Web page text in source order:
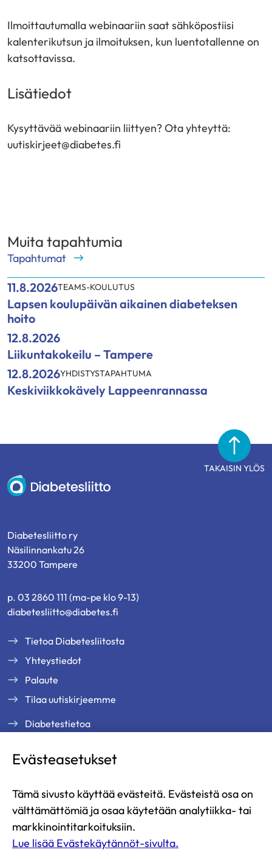
Ilmoittautumalla webinaariin saat sähköpostiisi
kalenterikutsun ja ilmoituksen, kun luentotallenne on
katsottavissa.
Lisätiedot
Kysyttävää webinaariin liittyen? Ota yhteyttä:
uutiskirjeet@diabetes.fi
Muita tapahtumia
Tapahtumat
11.8.2026TEAMS-KOULUTUS
Lapsen koulupäivän aikainen diabeteksen
hoito
12.8.2026
Liikuntakokeilu – Tampere
12.8.2026YHDISTYSTAPAHTUMA
Keskiviikkokävely Lappeenrannassa
TAKAISIN YLÖS
Diabetesliitto
Diabetesliitto ry
Näsilinnankatu 26
33200 Tampere
p. 03 2860 111 (ma-pe klo 9-13)
diabetesliitto@diabetes.fi
Tietoa Diabetesliitosta
Yhteystiedot
Palaute
Tilaa uutiskirjeemme
Diabetestietoa
Jäsenille
Ajankohtaista
Yritysyhteistyö ja kumppanuus
Lahjoita
Evästeasetukset
Tämä sivusto käyttää evästeitä. Evästeistä osa on
välttämättömiä ja osaa käytetään analytiikka- tai
markkinointitarkoituksiin.
Lue lisää Evästekäytännöt-sivulta.